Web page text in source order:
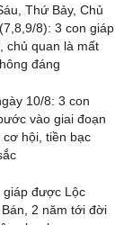
Thứ Bảy, Chủ
8): 3 con giáp
chủ quan là mất
đáng
10/8: 3 con
vào giai đoạn
cơ hội, tiền bạc
giáp được Lộc
Bán, 2 năm tới đời